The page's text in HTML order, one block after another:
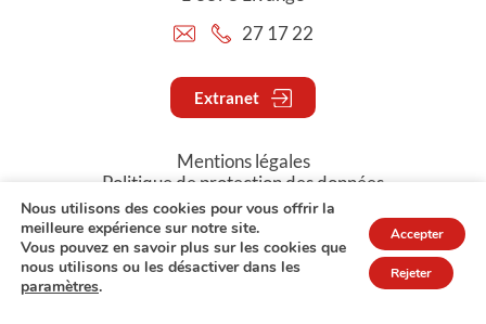
27 17 22
Extranet
Mentions légales
Politique de protection des données
© Copyright 2026 - COPAS
Nous utilisons des cookies pour vous offrir la
meilleure expérience sur notre site.
Vous pouvez en savoir plus sur les cookies que
nous utilisons ou les désactiver dans les
paramètres.
Accepter
Rejeter